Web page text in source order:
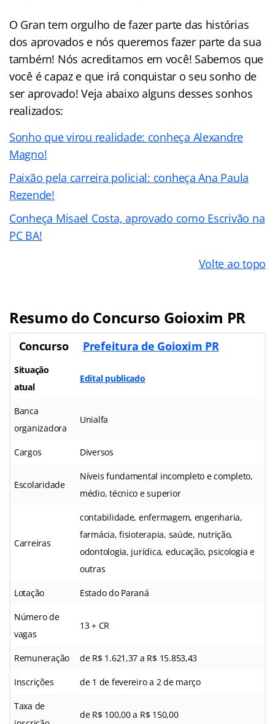
O Gran tem orgulho de fazer parte das histórias
dos aprovados e nós queremos fazer parte da sua
também! Nós acreditamos em você! Sabemos que
você é capaz e que irá conquistar o seu sonho de
ser aprovado! Veja abaixo alguns desses sonhos
realizados:
Sonho que virou realidade: conheça Alexandre
Magno!
Paixão pela carreira policial: conheça Ana Paula
Rezende!
Conheça Misael Costa, aprovado como Escrivão na
PC BA!
Volte ao topo
Resumo do Concurso Goioxim PR
Concurso Prefeitura de Goioxim PR
Situação
atual
Edital publicado
Banca
organizadora
Unialfa
Cargos Diversos
Escolaridade
Níveis fundamental incompleto e completo,
médio, técnico e superior
Carreiras
contabilidade, enfermagem, engenharia,
farmácia, fisioterapia, saúde, nutrição,
odontologia, jurídica, educação, psicologia e
outras
Lotação Estado do Paraná
Número de
vagas
13 + CR
Remuneração de R$ 1.621,37 a R$ 15.853,43
Inscrições de 1 de fevereiro a 2 de março
Taxa de
de R$ 100,00 a R$ 150,00